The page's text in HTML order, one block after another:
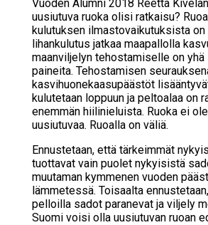
Vuoden Alumni 2018 Reetta
uusiu­tu­va ruo­ka oli­si rat­kai­su?
kulutuksen ilmastovaikutuksista on
lihankulutus jatkaa maapallolla
maanviljelyn tehostamiselle on yhä
paineita. Tehostamisen
kasvihuonekaasupäästöt
kulutetaan loppuun ja peltoalaa on
enemmän hiilinieluista. Ruoka ei
uusiutuvaa. Ruoalla on väliä.
Ennustetaan, että tärkeimmät
tuottavat vain puolet nykyisistä
muutaman kymmenen vuoden
lämmetessä. Toisaalta
pelloilla sadot paranevat ja viljely
Suomi voisi olla uusiutuvan ruoan